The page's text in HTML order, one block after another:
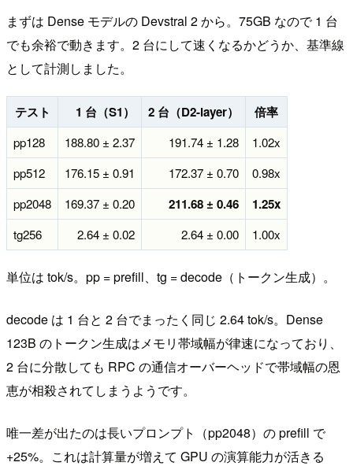
まずは Dense モデルの Devstral 2 から。75GB なので 1 台
でも余裕で動きます。2 台にして速くなるかどうか、基準線
として計測しました。
テスト 1 台（S1） 2 台（D2-layer） 倍率
pp128 188.80 ± 2.37 191.74 ± 1.28
1.02x
pp512
176.15 ± 0.91 172.37 ± 0.70
0.98x
pp2048
169.37 ± 0.20 211.68 ± 0.46 1.25x
tg256 2.64 ± 0.02 2.64 ± 0.00 1.00x
単位は tok/s。pp = prefill、tg = decode（トークン生成）。
decode は 1 台と 2 台でまったく同じ 2.64 tok/s。Dense
123B のトークン生成はメモリ帯域幅が律速になっており、
2 台に分散しても RPC の通信オーバーヘッドで帯域幅の恩
恵が相殺されてしまうようです。
唯一差が出たのは長いプロンプト（pp2048）の prefill で
+25%。これは計算量が増えて GPU の演算能力が活きる